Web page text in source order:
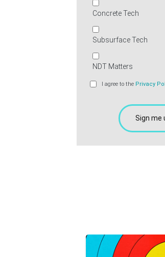
Concrete Tech
Subsurface Tech
NDT Matters
I agree to the Privacy